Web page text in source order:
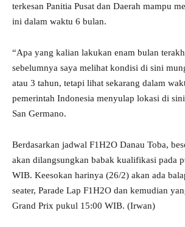
terkesan Panitia Pusat dan Daerah mampu
ini dalam waktu 6 bulan.
“Apa yang kalian lakukan enam bulan
sebelumnya saya melihat kondisi di sini
atau 3 tahun, tetapi lihat sekarang dalam
pemerintah Indonesia menyulap lokasi di
San Germano.
Berdasarkan jadwal F1H2O Danau Toba,
akan dilangsungkan babak kualifikasi pada
WIB. Keesokan harinya (26/2) akan ada
seater, Parade Lap F1H2O dan kemudian
Grand Prix pukul 15:00 WIB. (Irwan)